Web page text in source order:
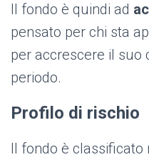
Il fondo è quindi ad
pensato per chi sta
per accrescere il suo
periodo.
Profilo di rischio
Il fondo è classificato